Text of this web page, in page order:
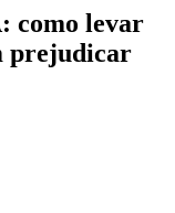
como levar
prejudicar